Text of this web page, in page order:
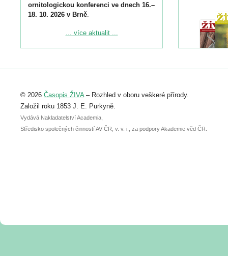
ornitologickou konferenci ve dnech 16.–
18. 10. 2026 v Brně.
Podrobnější informace ke konferenci
Registrovat se můžete do 6. září.
abstraktu přihlášené přednášky nebo
posteru je už 30. června.
... více aktualit ...
© 2026 Časopis ŽIVA– Rozhled v oboru veškeré přírody.
Založil roku 1853 J. E. Purkyně.
Vydává Nakladatelství Academia,
Středisko společných činností AV ČR, v. v. i., za podpory Akademie věd ČR.